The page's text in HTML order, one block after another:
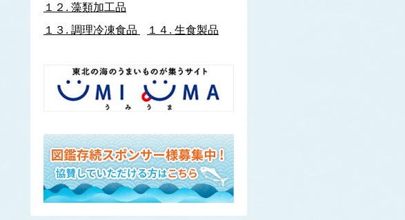
イワナ
ウ
ウキゴリ
ウップルイノリ
うなぎ類
うに類
エゾバフンウニ
キタムラサキウニ
バフンウニ
ムラサキウニ
ウミタケ
うみへび類
１２. 藻類加工品
１３. 調理冷凍食品 １４. 生食製品